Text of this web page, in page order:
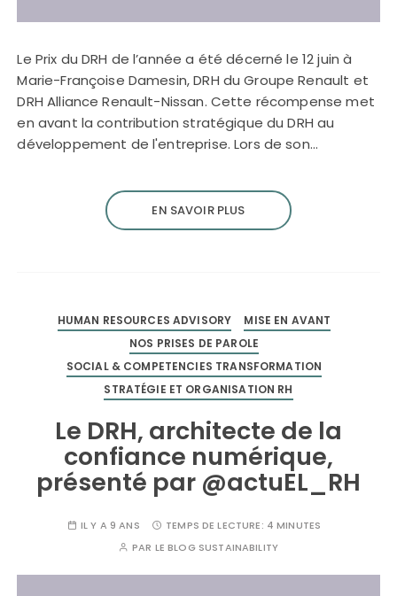
Le Prix du DRH de l’année a été décerné le 12 juin à
Marie-Françoise Damesin, DRH du Groupe Renault et
DRH Alliance Renault-Nissan. Cette récompense met
en avant la contribution stratégique du DRH au
développement de l'entreprise. Lors de son…
EN SAVOIR PLUS
HUMAN RESOURCES ADVISORY
MISE EN AVANT
NOS PRISES DE PAROLE
SOCIAL & COMPETENCIES TRANSFORMATION
STRATÉGIE ET ORGANISATION RH
Le DRH, architecte de la
confiance numérique,
présenté par @actuEL_RH
IL Y A 9 ANS TEMPS DE LECTURE: 4 MINUTES
PAR LE BLOG SUSTAINABILITY